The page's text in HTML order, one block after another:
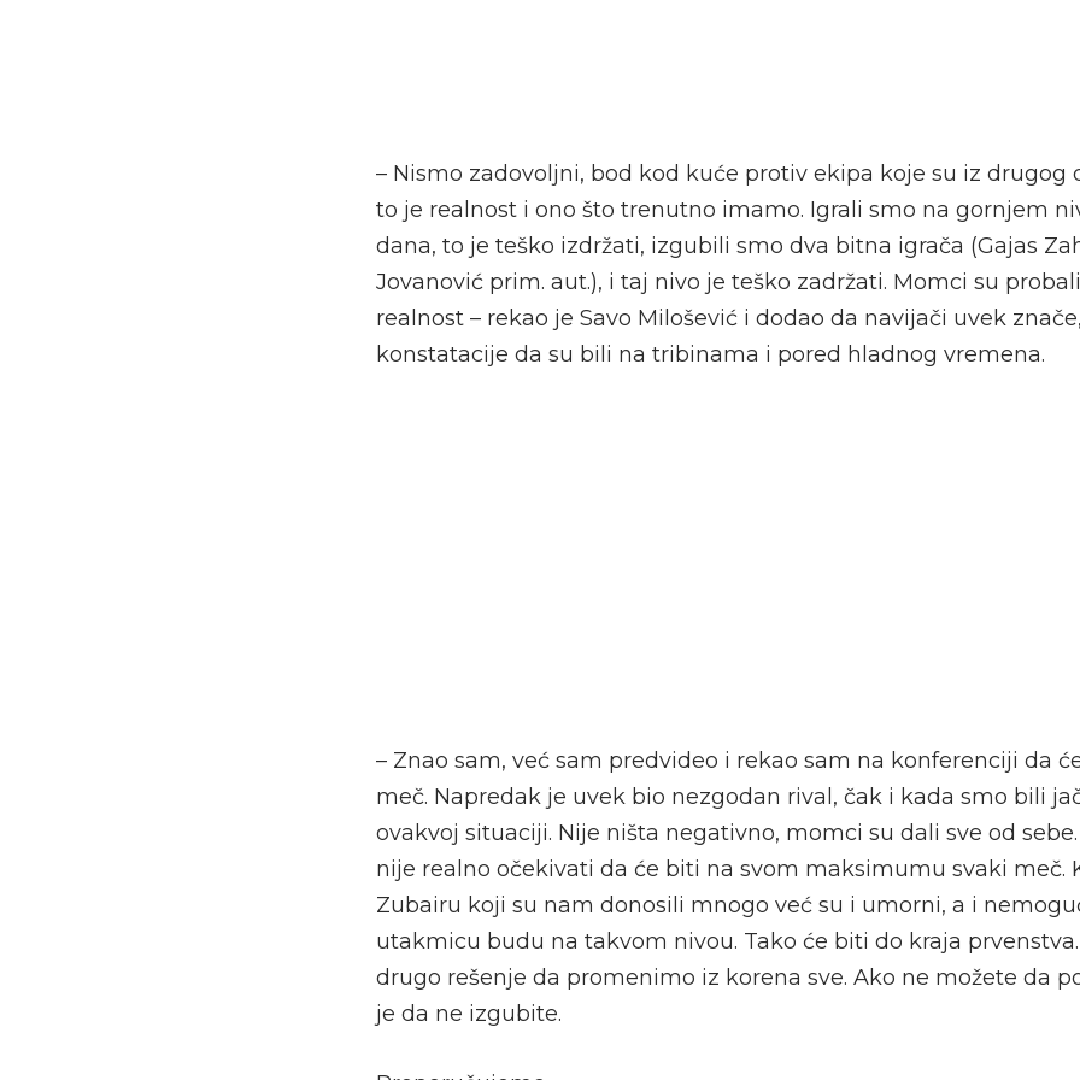
– Nismo zadovoljni, bod kod kuće protiv ekipa koje su iz drugog
to je realnost i ono što trenutno imamo. Igrali smo na gornjem
dana, to je teško izdržati, izgubili smo dva bitna igrača (Gajas
Jovanović prim. aut.), i taj nivo je teško zadržati. Momci su
realnost – rekao je Savo Milošević i dodao da navijači uvek
konstatacije da su bili na tribinama i pored hladnog vremena.
– Znao sam, već sam predvideo i rekao sam na konferenciji da
meč. Napredak je uvek bio nezgodan rival, čak i kada smo bili
ovakvoj situaciji. Nije ništa negativno, momci su dali sve od
nije realno očekivati da će biti na svom maksimumu svaki meč.
Zubairu koji su nam donosili mnogo već su i umorni, a i
utakmicu budu na takvom nivou. Tako će biti do kraja
drugo rešenje da promenimo iz korena sve. Ako ne možete da
je da ne izgubite.